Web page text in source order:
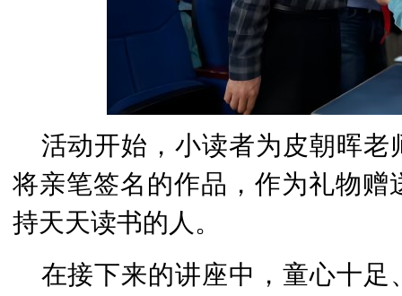
活动开始，小读者为 皮朝晖老
将亲笔签名的作品，作为礼物
持天天读书的人。
在接下来的讲座中，童心十